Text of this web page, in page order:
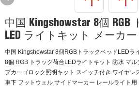
中国 Kingshowstar 8個 RGB
LED ライトキット メーカー
中国 Kingshowstar 8個RGBトラックベッドLEDラ
8個 RGB トラック荷台LEDライトキット 防水 マ
プカーゴロック照明キット スイッチ付き ワイヤレ
車下 フットウェル サイドマーカー レールライト用